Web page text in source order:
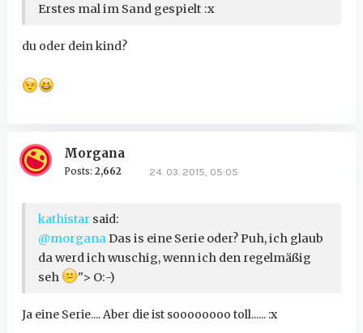
Erstes mal im Sand gespielt :x
du oder dein kind?
Morgana
Posts: 2,662 24. 03. 2015, 05:05
kathistarsaid:
@morganaDas is eine Serie oder? Puh, ich glaub
da werd ich wuschig, wenn ich den regelmäßig
seh
"> O:-)
Ja eine Serie.... Aber die ist soooooooo toll...... :x